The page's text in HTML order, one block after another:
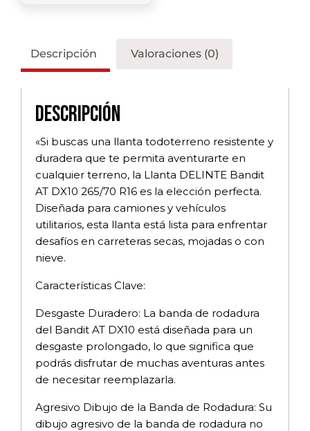
Descripción Valoraciones (0)
Descripción
«Si buscas una llanta todoterreno resistente y
duradera que te permita aventurarte en
cualquier terreno, la Llanta DELINTE Bandit
AT DX10 265/70 R16 es la elección perfecta.
Diseñada para camiones y vehículos
utilitarios, esta llanta está lista para enfrentar
desafíos en carreteras secas, mojadas o con
nieve.
Características Clave:
Desgaste Duradero: La banda de rodadura
del Bandit AT DX10 está diseñada para un
desgaste prolongado, lo que significa que
podrás disfrutar de muchas aventuras antes
de necesitar reemplazarla.
Agresivo Dibujo de la Banda de Rodadura: Su
dibujo agresivo de la banda de rodadura no